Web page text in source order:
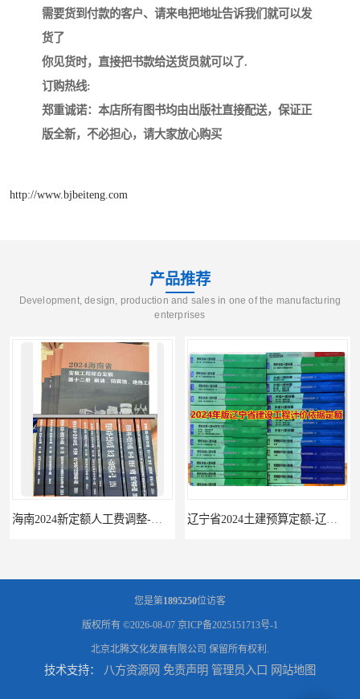
需要货到付款的客户、请来电把地址告诉我们就可以发
货了
你见货时，直接把书款给送货员就可以了.
订购热线:
郑重诚诺：本店所有图书均由出版社直接配送，保证正
版全新，不必担心，请大家放心购买
http://www.bjbeiteng.com
产品推荐
Development, design, production and sales in one of the manufacturing
enterprises
您是第1895250位访客
版权所有 ©2026-08-07 京ICP备2025151713号-1
北京北腾文化发展有限公司 保留所有权利.
技术支持： 八方资源网 免责声明 管理员入口 网站地图